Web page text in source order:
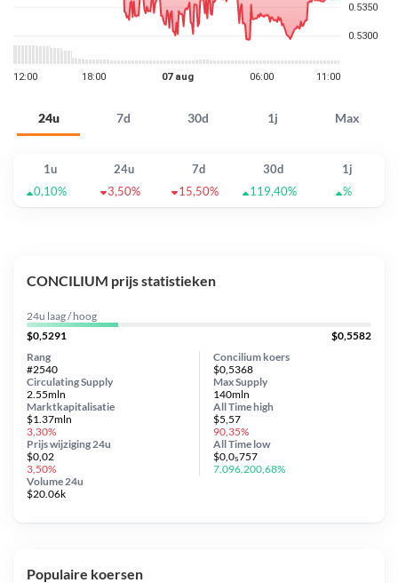
24u 7d 30d 1j Max
1u 24u 7d 30d
1j
0,10%
3,50% 15,50% 119,40% %
CONCILIUM prijs statistieken
24u laag / hoog
$0,5291
$0,5582
Concilium koers
$0,5368
Circulating Supply
2.55mln
Prijs wijziging 24u
$0,02
3,50%
Max Supply
140mln
Marktkapitalisatie
$1.37mln
3,30%
Volume 24u
$20.06k
Rang
#2540
All Timehigh
$5,57
90,35%
All Time low
$0,0₅757
7.096.200,68%
Populaire koersen